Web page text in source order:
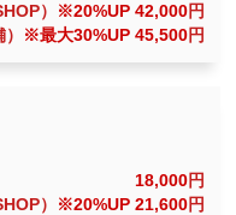
）
※20%UP 42,000円
※最大30%UP 45,500円
18,000円
）
※20%UP 21,600円